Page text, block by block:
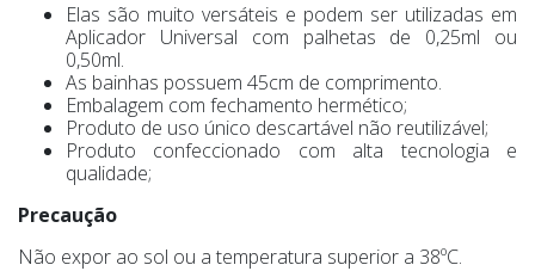
Elas são muito versáteis e podem ser utilizadas em
Aplicador Universal com palhetas de 0,25ml ou
0,50ml.
As bainhas possuem 45cm de comprimento.
Embalagem com fechamento hermético;
Produto de uso único descartável não reutilizável;
Produto confeccionado com alta tecnologia e
qualidade;
Precaução
Não expor ao sol ou a temperatura superior a 38ºC.